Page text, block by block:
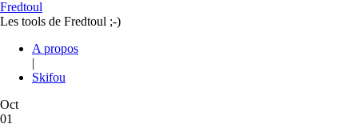
Fredtoul
Les tools de Fredtoul ;-)
A propos
|
Skifou
Oct
01